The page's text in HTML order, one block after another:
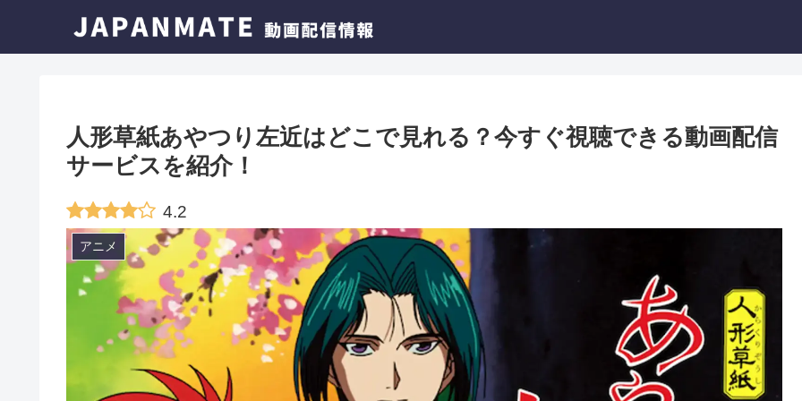
人形草紙あやつり左近はどこで見れる？今すぐ視聴できる動画配信
サービスを紹介！
4.2
アニメ